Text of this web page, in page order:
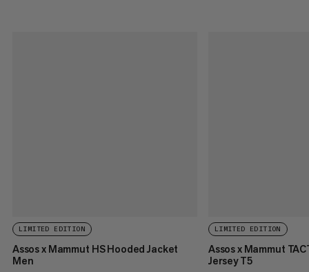
LIMITED EDITION
Assos x Mammut HS Hooded Jacket
Men
LIMITED EDITION
Assos x Mammut
Jersey T5